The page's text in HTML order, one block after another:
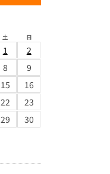
土 日
1
2
8
9
15
16
22
23
29
30